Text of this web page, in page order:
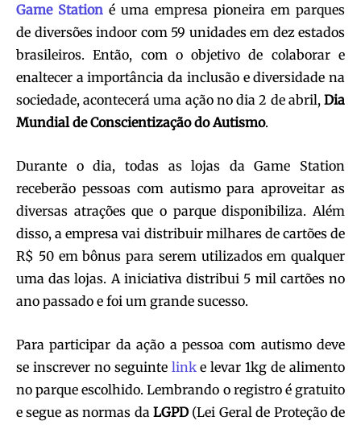
Game Station é uma empresa pioneira em parques
de diversões indoor com 59 unidades em dez estados
brasileiros. Então, com o objetivo de colaborar e
enaltecer a importância da inclusão e diversidade na
sociedade, acontecerá uma ação no dia 2 de abril, Dia
Mundial de Conscientização do Autismo.
Durante o dia, todas as lojas da Game Station
receberão pessoas com autismo para aproveitar as
diversas atrações que o parque disponibiliza. Além
disso, a empresa vai distribuir milhares de cartões de
R$ 50 em bônus para serem utilizados em qualquer
uma das lojas. A iniciativa distribui 5 mil cartões no
ano passado e foi um grande sucesso.
Para participar da ação a pessoa com autismo deve
se inscrever no seguinte linke levar 1kg de alimento
no parque escolhido. Lembrando o registro é gratuito
e segue as normas da LGPD(Lei Geral de Proteção de